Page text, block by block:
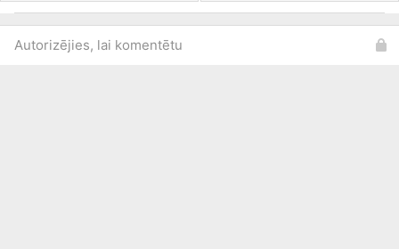
Autorizējies, lai komentētu